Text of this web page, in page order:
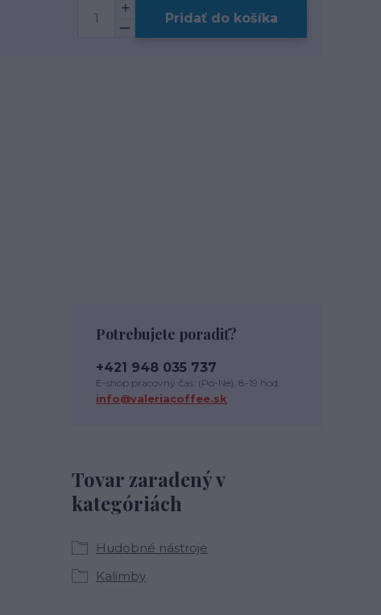
Pridať do košíka
Tovar zaradený v
kategóriách
Hudobné nástroje
Kalimby
Potrebujete poradiť?
+421 948 035 737
E-shop pracovný čas: (Po-Ne), 8-19 hod.
info@valeriacoffee.sk